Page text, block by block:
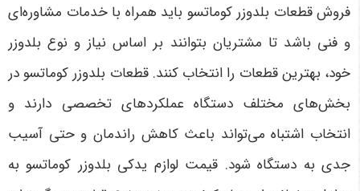
فروش قطعات بلدوزر کوماتسو باید همراه با خدمات مشاوره‌ای
و فنی باشد تا مشتریان بتوانند بر اساس نیاز و نوع بلدوزر
خود، بهترین قطعات را انتخاب کنند. قطعات بلدوزر کوماتسو در
بخش‌های مختلف دستگاه عملکردهای تخصصی دارند و
انتخاب اشتباه می‌تواند باعث کاهش راندمان و حتی آسیب
جدی به دستگاه شود. قیمت لوازم یدکی بلدوزر کوماتسو به